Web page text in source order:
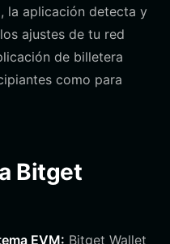
la aplicación detecta y
ajustes de tu red
de billetera
como para
Bitget
EVM: Bitget Wallet